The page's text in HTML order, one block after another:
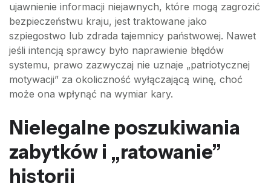
ujawnienie informacji niejawnych, które mogą zagrozić
bezpieczeństwu kraju, jest traktowane jako
szpiegostwo lub zdrada tajemnicy państwowej. Nawet
jeśli intencją sprawcy było naprawienie błędów
systemu, prawo zazwyczaj nie uznaje „patriotycznej
motywacji” za okoliczność wyłączającą winę, choć
może ona wpłynąć na wymiar kary.
Nielegalne poszukiwania
zabytków i „ratowanie”
historii